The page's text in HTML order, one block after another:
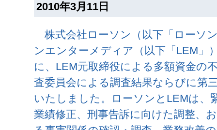
2010年3月11日
株式会社ローソン（以下「ローソ
ンエンターメディア（以下「LEM」
に、LEM元取締役による多額資金の
査委員会による調査結果ならびに第
いたしました。ローソンとLEMは、
業績修正、刑事告訴に向けた調整、